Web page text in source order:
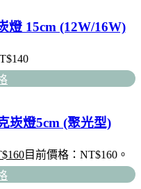
燈 15cm (12W/16W)
140
崁燈5cm (聚光型)
160目前價格：NT$160。